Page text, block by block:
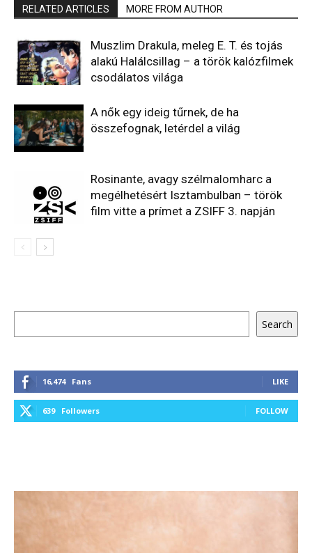
RELATED ARTICLES MORE FROM AUTHOR
Muszlim Drakula, meleg E. T. és tojás
alakú Halálcsillag – a török kalózfilmek
csodálatos világa
A nők egy ideig tűrnek, de ha
összefognak, letérdel a világ
Rosinante, avagy szélmalomharc a
megélhetésért Isztambulban – török
film vitte a prímet a ZSIFF 3. napján
Search
16,474 Fans LIKE
639 Followers FOLLOW